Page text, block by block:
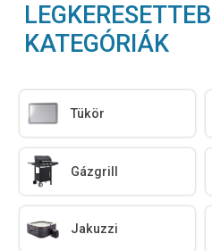
KATEGÓRIÁK
Tükör
Gázgrill
Jakuzzi